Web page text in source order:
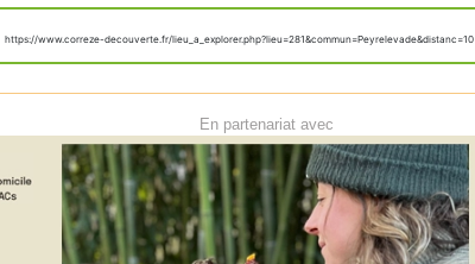
https://www.correze-decouverte.fr/lieu_a_explorer.php?lieu=281&commun=Peyrelevade&distanc=10
En partenariat avec